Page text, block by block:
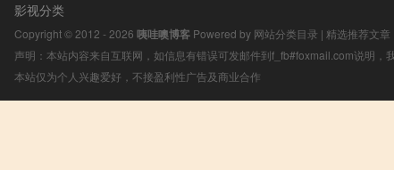
影视分类
Copyright © 2012 - 2026 咦哇噢博客 Powered by 网站分类目录 | 精选推荐文章
声明：本站内容来自互联网，如信息有错误可发邮件到f_fb#foxmail.com说明，
本站仅为个人兴趣爱好，不接盈利性广告及商业合作